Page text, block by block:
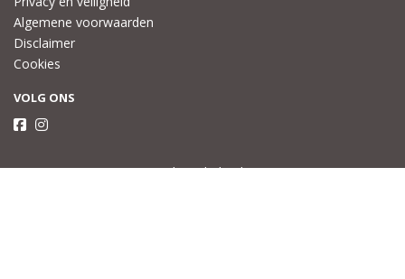
Algemene voorwaarden
Disclaimer
Cookies
VOLG ONS
Taal